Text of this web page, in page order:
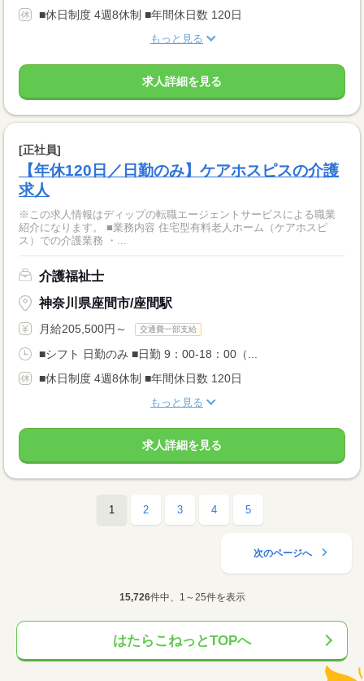
■休日制度 4週8休制 ■年間休日数 120日
もっと見る
求人詳細を見る
[正社員]
【年休120日／日勤のみ】ケアホスピスの介護
求人
※この求人情報はディップの転職エージェントサービスによる職業
紹介になります。 ■業務内容 住宅型有料老人ホーム（ケアホスピ
ス）での介護業務 ・...
介護福祉士
神奈川県座間市/座間駅
月給205,500円～ 交通費一部支給
■シフト 日勤のみ ■日勤 9：00-18：00（...
■休日制度 4週8休制 ■年間休日数 120日
もっと見る
求人詳細を見る
1 2 3 4 5
次のページへ
15,726件中、1～25件を表示
はたらこねっとTOPへ